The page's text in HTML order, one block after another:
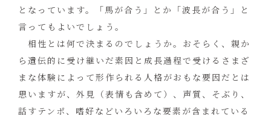
となっています。「馬が合う」とか「波長が合う」と
言ってもよいでしょう。
相性とは何で決まるのでしょうか。おそらく、親か
ら遺伝的に受け継いだ素因と成長過程で受けるさまざ
まな体験によって形作られる人格がおもな要因だとは
思いますが、外見（表情も含めて）、声質、そぶり、
話すテンポ、嗜好などいろいろな要素が含まれている